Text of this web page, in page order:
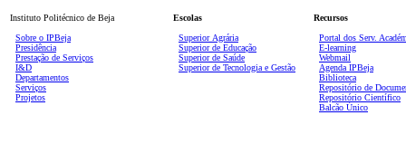
Instituto Politécnico de Beja
Sobre o IPBeja
Presidência
Prestação de Serviços
I&D
Departamentos
Serviços
Projetos
Escolas
Superior Agrária
Superior de Educação
Superior de Saúde
Superior de Tecnologia e Gestão
Recursos
Portal dos Serv.
E-learning
Webmail
Agenda IPBeja
Biblioteca
Repositório de
Repositório Científico
Balcão Único